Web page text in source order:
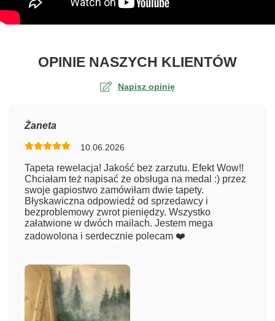
OPINIE NASZYCH KLIENTÓWO
Napisz opinię
Numer zamówienia
Imię
Żaneta
10.06.2026
Tapeta rewelacja! Jakość bez zarzutu. Efekt Wow!!
Chciałam też napisać że obsługa na medal :) przez
swoje gapiostwo zamówiłam dwie tapety.
Błyskawiczna odpowiedź od sprzedawcy i
bezproblemowy zwrot pieniędzy. Wszystko
załatwione w dwóch mailach. Jestem mega
zadowolona i serdecznie polecam ❤️